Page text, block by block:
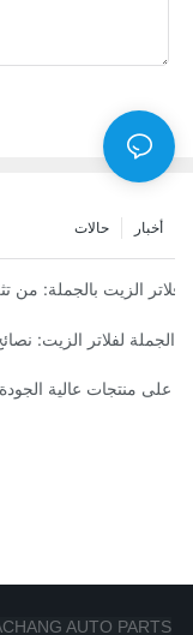
أخبار حالات
أفضل
الزيت بالجملة: من
اختيار فلتر
الجملة لفلاتر الزيت:
تسليط الضوء على
على منتجات عالية
AUTO PARTS